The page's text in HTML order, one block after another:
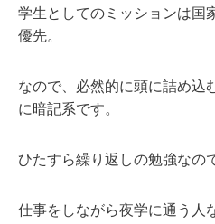
学生としてのミッションは国
優先。
なので、必然的に頭に詰め込
に暗記系です。
ひたすら繰り返しの勉強なの
仕事をしながら夜学に通う人